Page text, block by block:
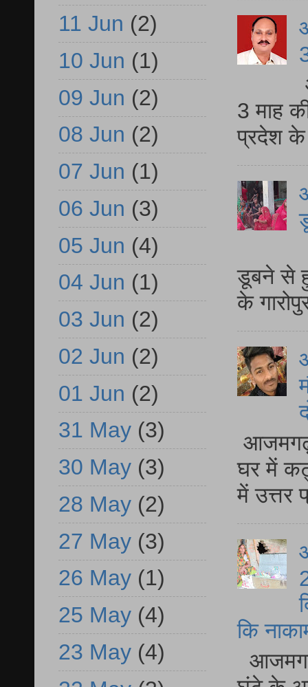
3 माह
प्रदेश
डूबने से
के
घर में
में
कि
11 Jun (2)
10 Jun (1)
09 Jun (2)
08 Jun (2)
07 Jun (1)
06 Jun (3)
05 Jun (4)
04 Jun (1)
03 Jun (2)
02 Jun (2)
01 Jun (2)
31 May (3)
30 May (3)
28 May (2)
27 May (3)
26 May (1)
25 May (4)
23 May (4)